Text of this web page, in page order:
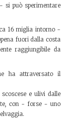
può sperimentare
16 miglia intorno -
fuori dalla costa
raggiungibile da
ha attraversato il
e ulivi dalle
con - forse - uno